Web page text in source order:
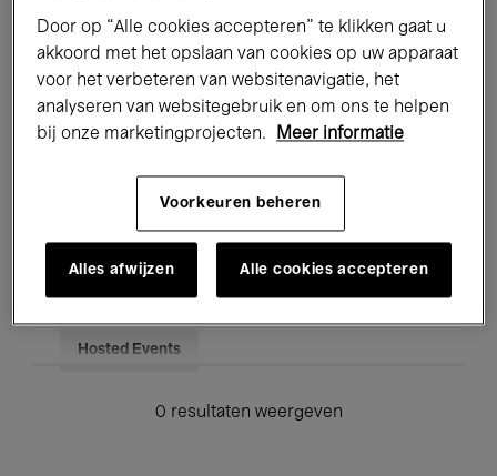
Performances Lezingen & Debatten
Jazz Klassieke Muziek Global Music
Voor iedereen Kids’ Palace
Onderwijs Rondleidingen
Hosted Events
0 resultaten weergeven
Door op “Alle cookies accepteren” te klikken gaat u
akkoord met het opslaan van cookies op uw apparaat
voor het verbeteren van websitenavigatie, het
analyseren van websitegebruik en om ons te helpen
bij onze marketingprojecten.
Meer informatie
Voorkeuren beheren
Alles afwijzen Alle cookies accepteren